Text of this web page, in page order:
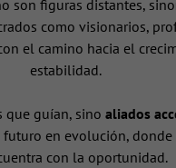
son figuras distantes, sino
como visionarios,
el camino hacia el
estabilidad.
que guían, sino aliados
futuro en evolución,
con la oportunidad.